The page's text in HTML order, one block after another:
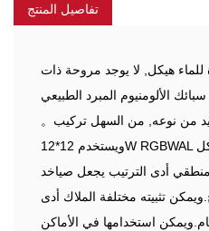
تفاصيل المنتج
للماء هيكل, لا يوجد مروحة ذات
الألومنيوم المبرد الطبيعي
من نوعه, من السهل تركيب。
ويستخدم 12*12W RGBWAL كمصدر للضوء, كل LED يمكن
أدى الترتيب يجعل صياخد
تثبيته مختلفة الملاك أدى
استخدامها في الأماكن